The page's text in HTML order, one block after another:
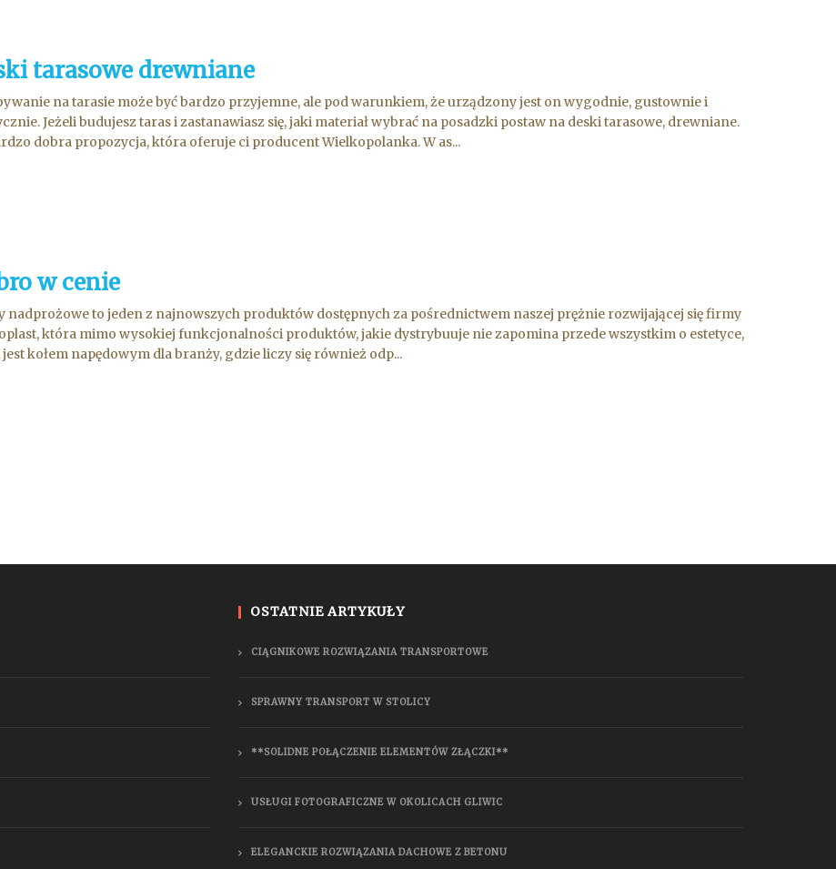
tarasowe drewniane
na tarasie może być bardzo przyjemne, ale pod warunkiem, że urządzony jest on wygodnie, gustownie i
Jeżeli budujesz taras i zastanawiasz się, jaki materiał wybrać na posadzki postaw na deski tarasowe, drewniane.
dobra propozycja, która oferuje ci producent Wielkopolanka. W as...
w cenie
nadprożowe to jeden z najnowszych produktów dostępnych za pośrednictwem naszej prężnie rozwijającej się firmy
która mimo wysokiej funkcjonalności produktów, jakie dystrybuuje nie zapomina przede wszystkim o estetyce,
kołem napędowym dla branży, gdzie liczy się również odp...
OSTATNIE ARTYKUŁY
CIĄGNIKOWE ROZWIĄZANIA TRANSPORTOWE
SPRAWNY TRANSPORT W STOLICY
**SOLIDNE POŁĄCZENIE ELEMENTÓW ZŁĄCZKI**
USŁUGI FOTOGRAFICZNE W OKOLICACH GLIWIC
ELEGANCKIE ROZWIĄZANIA DACHOWE Z BETONU